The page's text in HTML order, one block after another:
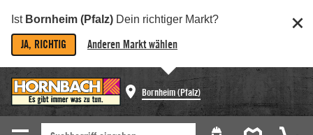
Ist Bornheim (Pfalz) Dein richtiger Markt?
JA, RICHTIG Anderen Markt wählen
Bornheim (Pfalz)